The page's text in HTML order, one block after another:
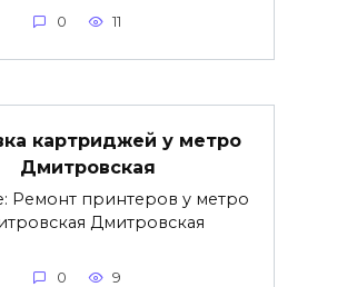
0 11
картриджей у метро
Дмитровская
Ремонт принтеров у метро
Дмитровская
0 9